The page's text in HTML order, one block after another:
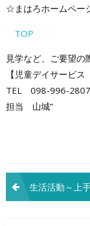
☆まはろホームペー
TOP
見学など、ご要望の
【児童デイサービ
TEL 098-996-2807
担当 山城”
投
稿
生活活動～上手な話の仕方